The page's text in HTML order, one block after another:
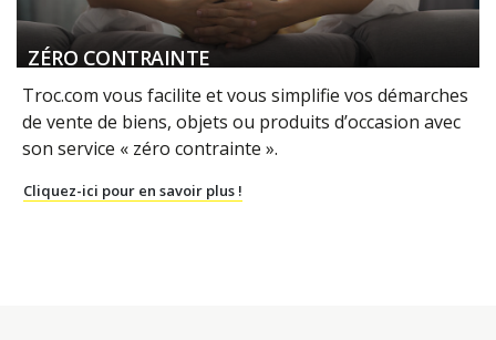
ZÉRO CONTRAINTE
Troc.com vous facilite et vous simplifie vos démarches
de vente de biens, objets ou produits d’occasion avec
son service « zéro contrainte ».
Cliquez-ici pour en savoir plus !